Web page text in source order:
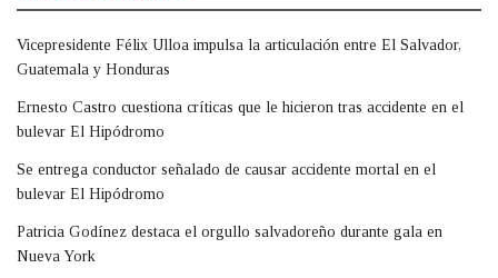
Vicepresidente Félix Ulloa impulsa la articulación entre El Salvador,
Guatemala y Honduras
Ernesto Castro cuestiona críticas que le hicieron tras accidente en el
bulevar El Hipódromo
Se entrega conductor señalado de causar accidente mortal en el
bulevar El Hipódromo
Patricia Godínez destaca el orgullo salvadoreño durante gala en
Nueva York